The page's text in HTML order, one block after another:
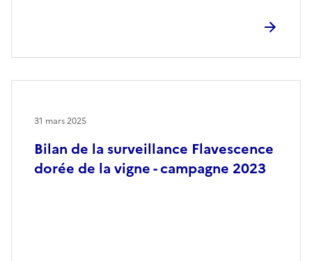
Bilan de la surveillance Flavescence
dorée de la vigne - campagne 2023
31 mars 2025